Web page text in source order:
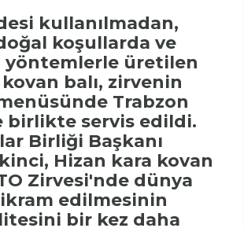
kullanılmadan,
koşullarda ve
yöntemlerle üretilen
balı, zirvenin
Trabzon
birlikte servis edildi.
Birliği Başkanı
Hizan kara kovan
Zirvesi'nde dünya
edilmesinin
bir kez daha